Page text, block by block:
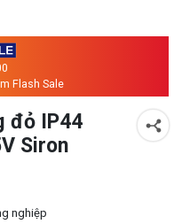
Flash Sale
đỏ IP44
Siron
nghiệp